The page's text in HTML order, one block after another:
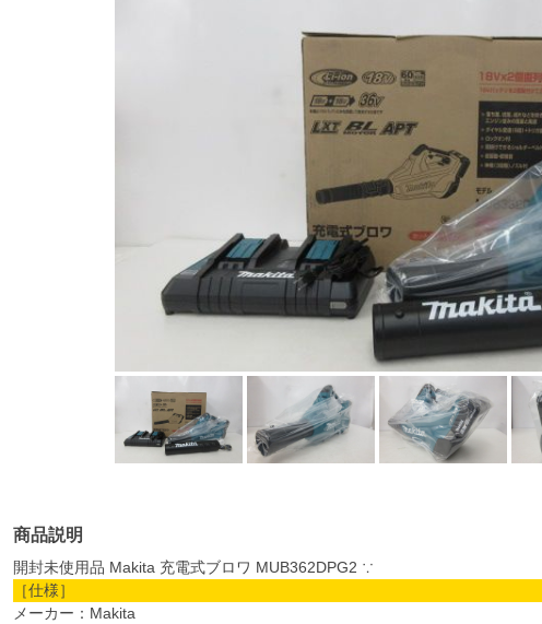
商品説明
開封未使用品 Makita 充電式ブロワ MUB362DPG2 ∵
［仕様］
メーカー：Makita